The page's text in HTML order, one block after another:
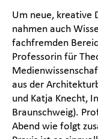
Um neue, kreative
nahmen auch
fachfremden
Professorin für
aus der
und Katja Knecht,
Braunschweig).
Abend wie folgt